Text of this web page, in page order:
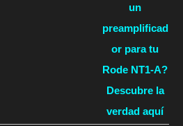
un
preamplificad
or para tu
Rode NT1-A?
Descubre la
verdad aquí